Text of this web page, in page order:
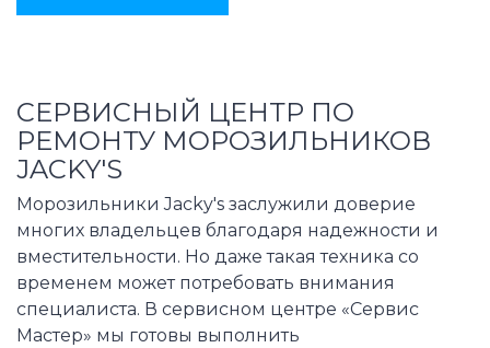
СЕРВИСНЫЙ ЦЕНТР ПО
РЕМОНТУ МОРОЗИЛЬНИКОВ
JACKY'S
Морозильники Jacky's заслужили доверие
многих владельцев благодаря надежности и
вместительности. Но даже такая техника со
временем может потребовать внимания
специалиста. В сервисном центре «Сервис
Мастер» мы готовы выполнить